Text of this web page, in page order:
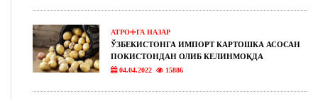
АТРОФГА НАЗАР
ЎЗБЕКИСТОНГА ИМПОРТ КАРТОШКА АСОСАН
ПОКИСТОНДАН ОЛИБ КЕЛИНМОҚДА
04.04.2022 15886